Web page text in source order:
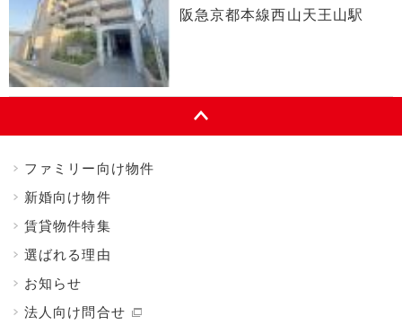
阪急京都本線西山天王山駅
ファミリー向け物件
新婚向け物件
賃貸物件特集
選ばれる理由
お知らせ
法人向け問合せ